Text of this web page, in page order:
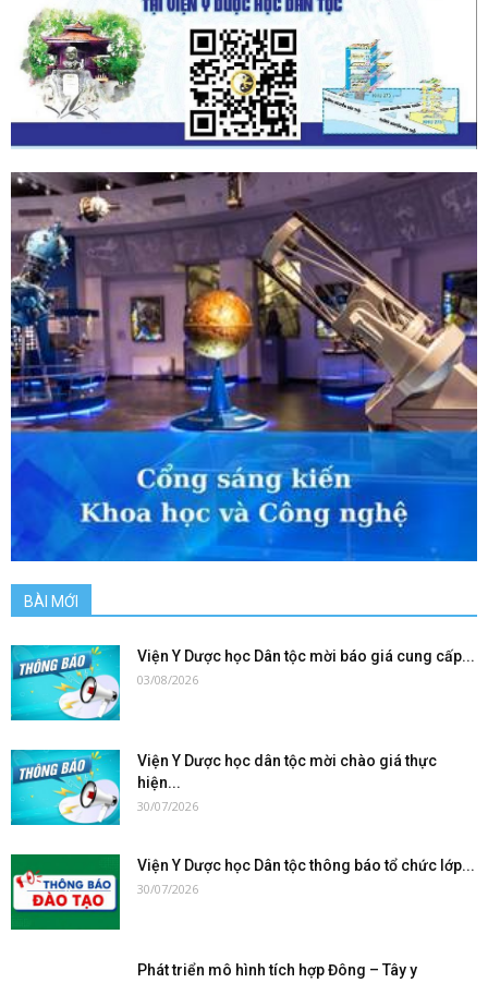
BÀI MỚI
Viện Y Dược học Dân tộc mời báo giá cung cấp...
03/08/2026
Viện Y Dược học dân tộc mời chào giá thực
hiện...
30/07/2026
Viện Y Dược học Dân tộc thông báo tổ chức lớp...
30/07/2026
Phát triển mô hình tích hợp Đông – Tây y